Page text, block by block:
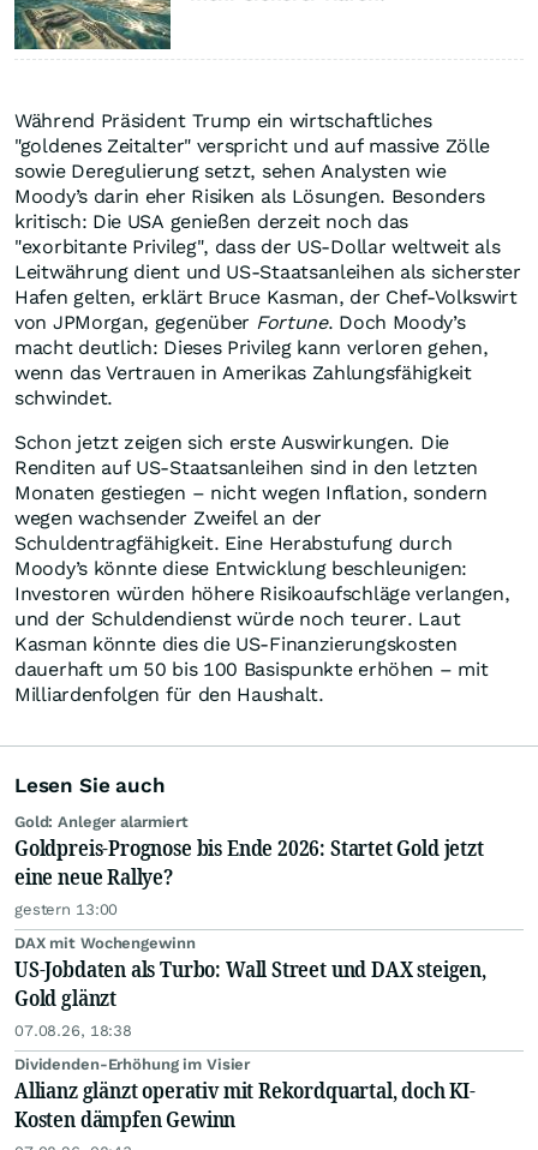
Während Präsident Trump ein wirtschaftliches
"goldenes Zeitalter" verspricht und auf massive Zölle
sowie Deregulierung setzt, sehen Analysten wie
Moody’s darin eher Risiken als Lösungen. Besonders
kritisch: Die USA genießen derzeit noch das
"exorbitante Privileg", dass der US-Dollar weltweit als
Leitwährung dient und US-Staatsanleihen als sicherster
Hafen gelten, erklärt Bruce Kasman, der Chef-Volkswirt
von JPMorgan, gegenüber Fortune. Doch Moody’s
macht deutlich: Dieses Privileg kann verloren gehen,
wenn das Vertrauen in Amerikas Zahlungsfähigkeit
schwindet.
Schon jetzt zeigen sich erste Auswirkungen. Die
Renditen auf US-Staatsanleihen sind in den letzten
Monaten gestiegen – nicht wegen Inflation, sondern
wegen wachsender Zweifel an der
Schuldentragfähigkeit. Eine Herabstufung durch
Moody’s könnte diese Entwicklung beschleunigen:
Investoren würden höhere Risikoaufschläge verlangen,
und der Schuldendienst würde noch teurer. Laut
Kasman könnte dies die US-Finanzierungskosten
dauerhaft um 50 bis 100 Basispunkte erhöhen – mit
Milliardenfolgen für den Haushalt.
Lesen Sie auch
Gold: Anleger alarmiert
Goldpreis-Prognose bis Ende 2026: Startet Gold jetzt
eine neue Rallye?
gestern 13:00
DAX mit Wochengewinn
US-Jobdaten als Turbo: Wall Street und DAX steigen,
Gold glänzt
07.08.26, 18:38
Dividenden-Erhöhung im Visier
Allianz glänzt operativ mit Rekordquartal, doch KI-
Kosten dämpfen Gewinn